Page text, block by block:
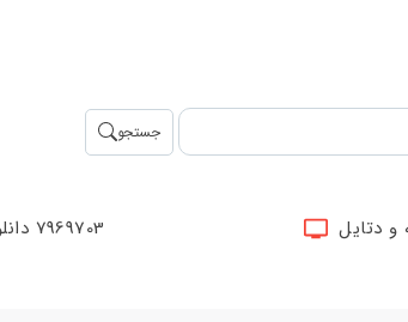
جستجو
7969703 دانلود فایل